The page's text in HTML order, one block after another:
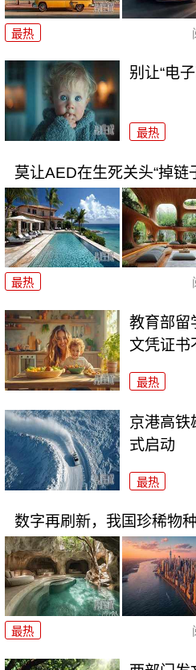
最热
别让“电
最热
莫让AED在生死关头“掉链
最热
教育部留
文凭证书
最热
京港高铁
式启动
最热
数字再刷新，我国珍稀物
最热